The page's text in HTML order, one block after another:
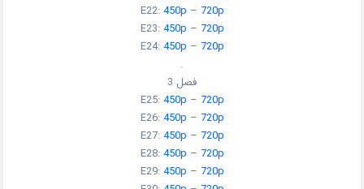
E22:450p – 720p
E23:450p – 720p
E24:450p – 720p
.
فصل 3
E25:450p – 720p
E26:450p – 720p
E27:450p – 720p
E28:450p – 720p
E29:450p – 720p